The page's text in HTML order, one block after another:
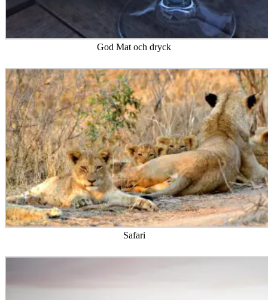
God Mat och dryck
Safari